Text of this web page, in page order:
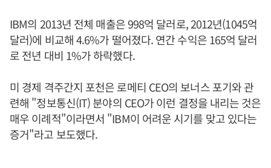
IBM의 2013년 전체 매출은 998억 달러로, 2012년(1045억
달러)에 비교해 4.6%가 떨어졌다. 연간 수익은 165억 달러
로 전년 대비 1%가 하락했다.
미 경제 격주간지 포천은 로메티 CEO의 보너스 포기와 관
련해 "정보통신(IT) 분야의 CEO가 이런 결정을 내리는 것은
매우 이례적"이라면서 "IBM이 어려운 시기를 맞고 있다는
증거"라고 보도했다.